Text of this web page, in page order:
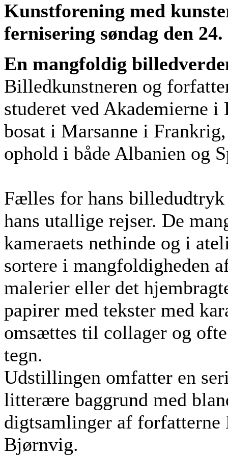
Kunstforening med
fernisering søndag den
En mangfoldig
Billedkunstneren og
studeret ved Akademierne
bosat i Marsanne i
ophold i både Albanien og
Fælles for hans
hans utallige rejser. De
kameraets nethinde og i
sortere i mangfoldigheden
malerier eller det
papirer med tekster med
omsættes til collager og
tegn.
Udstillingen omfatter en
litterære baggrund med
digtsamlinger af
Bjørnvig.